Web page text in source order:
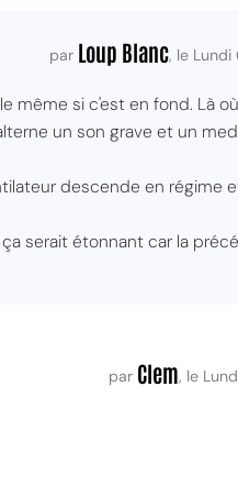
par Loup Blanc, le
même si c'est en fond. Là
un son grave et un
descende en régime
serait étonnant car la
par Clem, le